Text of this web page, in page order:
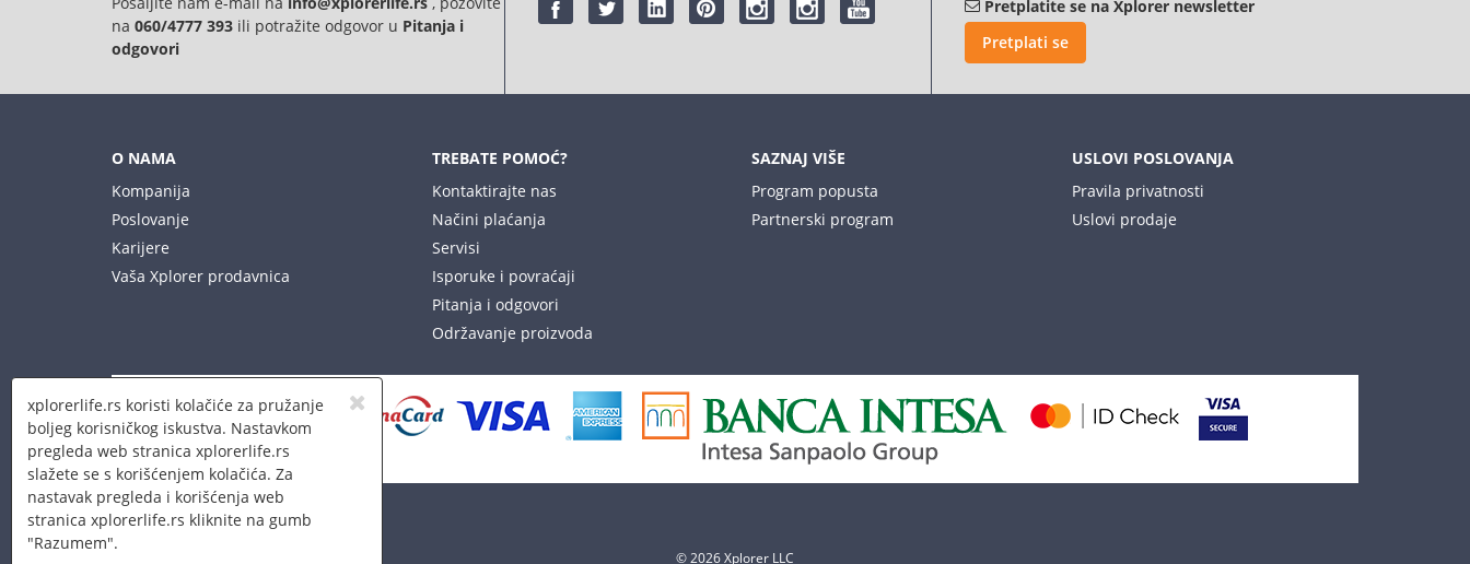
xplorerlife.rs koristi kolačiće za pružanje
boljeg korisničkog iskustva. Nastavkom
pregleda web stranica xplorerlife.rs
slažete se s korišćenjem kolačića. Za
nastavak pregleda i korišćenja web
stranica xplorerlife.rs kliknite na gumb
"Razumem".
na 060/4777 393 ili potražite odgovor u Pitanja i
odgovori
Pretplatite se na Xplorer newsletter
Pretplati se
O NAMA
Kompanija
Poslovanje
Karijere
Vaša Xplorer prodavnica
TREBATE POMOĆ?
Kontaktirajte nas
Načini plaćanja
Servisi
Isporuke i povraćaji
Pitanja i odgovori
Održavanje proizvoda
SAZNAJ VIŠE
Program popusta
Partnerski program
USLOVI POSLOVANJA
Pravila privatnosti
Uslovi prodaje
© 2026 Xplorer LLC